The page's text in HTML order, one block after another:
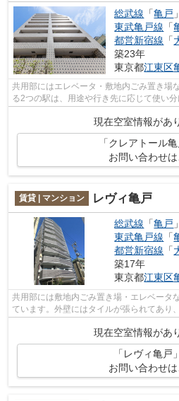
総武線 「亀戸
東武亀戸線 「
都営新宿線 「
築23年
東京都江東区
共用部にはエレベータ・敷地内ごみ置き場
る2つの駅は、用途や行き先に応じて使い
現在空室情報があ
「クレアトール
お問い合わせ
賃貸 | マンション レヴィ亀戸
総武線 「亀戸
東武亀戸線 「
都営新宿線 「
築17年
東京都江東区
共用部には敷地内ごみ置き場・エレベータ
ています。外壁にはタイルが張られてあり
現在空室情報があ
「レヴィ亀戸
お問い合わせ